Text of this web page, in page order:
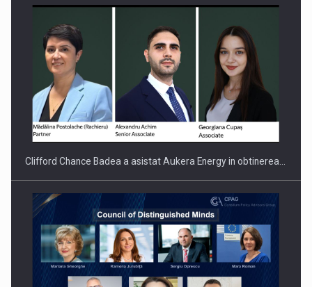
Clifford Chance Badea a asistat Aukera Energy in obtinerea…